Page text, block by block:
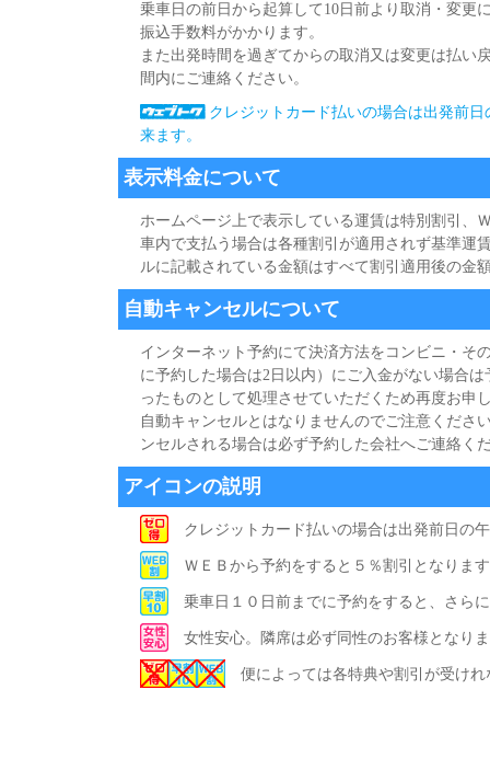
乗車日の前日から起算して10日前より取消・変更
振込手数料がかかります。
また出発時間を過ぎてからの取消又は変更は払い
間内にご連絡ください。
クレジットカード払いの場合は出発前
来ます。
表示料金について
ホームページ上で表示している運賃は特別割引、
車内で支払う場合は各種割引が適用されず基準運
ルに記載されている金額はすべて割引適用後の金
自動キャンセルについて
インターネット予約にて決済方法をコンビニ・そ
に予約した場合は2日以内）にご入金がない場合
ったものとして処理させていただくため再度お申
自動キャンセルとはなりませんのでご注意くだ
ンセルされる場合は必ず予約した会社へご連絡く
アイコンの説明
クレジットカード払いの場合は出発前日の
ＷＥＢから予約をすると５％割引となりま
乗車日１０日前までに予約をすると、さら
女性安心。隣席は必ず同性のお客様となり
便によっては各特典や割引が受けれ